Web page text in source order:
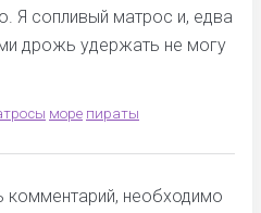
Я сопливый матрос и, едва
дрожь удержать не могу
море пираты
комментарий, необходимо